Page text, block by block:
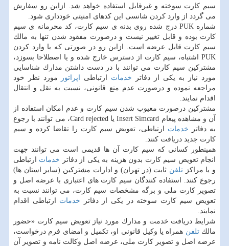
سیم كارت سوخته و غیرقابل استفاده خواهد شد. ازاین رو سفارش
می گردد از وارد كردن شانسی این كدهای امنیتی خودداری شود.
شماره PUK درج شده روی بدنه ی سیم كارت، كد محرمانه ی سیم
كارت بوده و قابل تغییر نیست و درصورت مفقود شدن تنها به مالك
سیم كارت قابل عرضه است. ازاین رو در صورتی كه با وارد كردن
PUK اشتباه، سیم كارت از دسترس خارج شده و یا اصطلاحا بسوزد،
مشتركین سیم كارت می توانند با در دست داشتن مدارك شناسایی
مورد نیاز به یكی از دفاتر خدمات ارتباطی اپراتور
مورد نظر خود
مراجعه نموده و درصورت عدم منع قانونی، نسبت به نقل و انتقال
اقدام نمایند.
مشتركین درصورت معیوب شدن سیم كارت و عدم امكان استفاده از
آن و مشاهده پیغام Insert Simcard یا Card rejected، می توانند با رجوع
به دفاتر خدمات ارتباطی، تعویض سیم كارت را تقاضا كرده و سیم
كارت جدید دریافت كنند.
همینطور كسانی كه سیم كارت آن ها قدیمی است می توانند جهت
انجام تعویض سیم كارت بدون هزینه به یكی از دفاتر خدمات ارتباطی
و یا مراكز تلفن ثابت (در تهران) و ادارات مشتركین (سایر استان ها)
رجوع كنند. استفاده كنندگان سیم كارت های اعتباری با عرضه اصل و
تصویر كارت ملی و برگه مشخصات سیم كارت، می توانند نسبت به
تعویض سیم كارت سوخته در یكی از دفاتر خدمات ارتباطی اقدام
نمایند.
شرایط دریافت خدمت و مدارك مورد نیاز تعویض سیم كارت «حضور
مالكتلفن همراه یا وكیل قانونی او، تكمیل و امضای فرم درخواست،
عرضه اصل و تصویر كارت ملی، عرضه اصل وكالت نامه و تصویر آن